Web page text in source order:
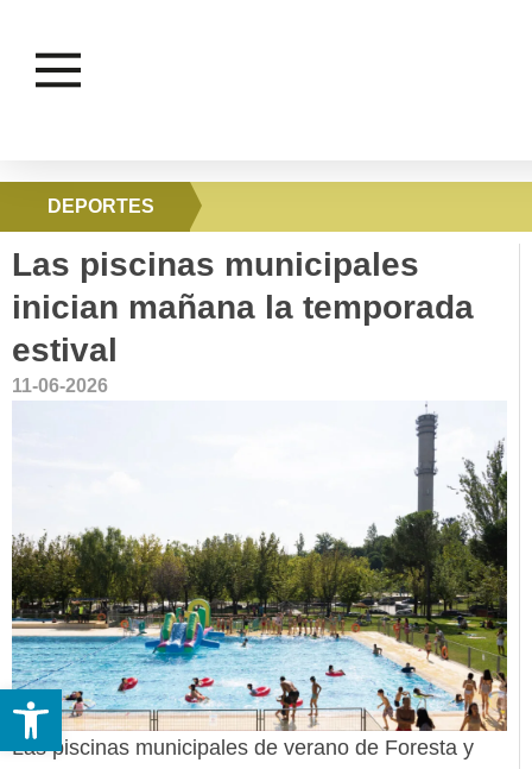
Abrir barra de herramientas
DEPORTES
Las piscinas municipales
inician mañana la temporada
estival
11-06-2026
Las piscinas municipales de verano de Foresta y